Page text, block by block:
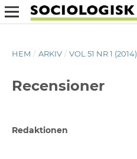
HEM / ARKIV / VOL 51 NR 1 (2014)
Recensioner
Redaktionen